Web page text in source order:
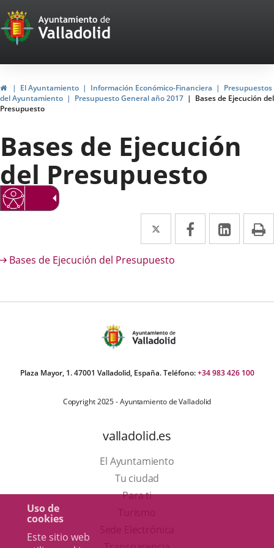
Uso de
cookies
Este sitio web
Portal
Web
del
Ayuntamiento
de
Valladolid
InicioEl Ayuntamiento Información Económico-Financiera
Presupuestos
del Ayuntamiento
Presupuesto General año 2017
Bases de Ejecución del
Presupuesto
Bases de Ejecución
del Presupuesto
Twitter
Enlace
a
una
externa.
Facebook
Enlace
a
externa.
Enlace
a
Bases de Ejecución del Presupuesto
Plaza Mayor, 1. 47001 Valladolid, España. Teléfono:+34 983 426 100
Copyright 2025 - Ayuntamiento de Valladolid
valladolid.es
El Ayuntamiento
Tu ciudad
Para ti